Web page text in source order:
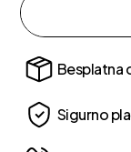
Besplatna
Sigurno